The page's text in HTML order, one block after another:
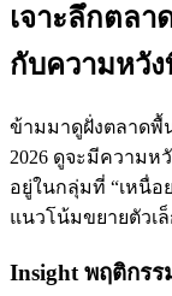
เจาะลึกตลา
กับความหวัง
ข้ามมาดูฝั่งตลาดพื้
2026 ดูจะมีความห
อยู่ในกลุ่มที่ “เหนื่อ
แนวโน้มขยายตัวเ
Insight พฤติกร